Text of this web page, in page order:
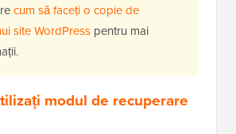
cum să faceți o copie de
site WordPress pentru mai
modul de recuperare